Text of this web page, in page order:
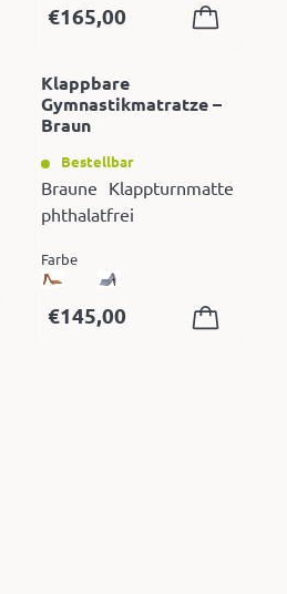
€165,00
Klappbare
Gymnastikmatratze –
Braun
Bestellbar
Braune Klappturnmatte
phthalatfrei
Farbe
€145,00